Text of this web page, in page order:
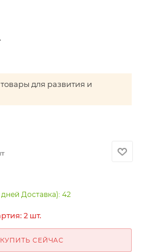
для развития и
Доставка): 42
2 шт.
КУПИТЬ СЕЙЧАС